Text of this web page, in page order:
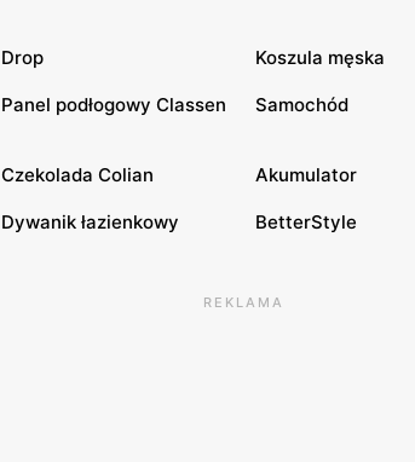
Drop Koszula męska
Panel podłogowy Classen Samochód
Czekolada Colian Akumulator
Dywanik łazienkowy BetterStyle
REKLAMA